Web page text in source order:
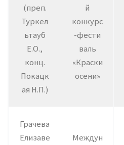
(преп.
Туркел
ьтауб
Е.О.,
конц.
Покацк
ая Н.П.)
й
конкурс
-фести
валь
«Краски
осени»
Грачева
Елизаве
Междун